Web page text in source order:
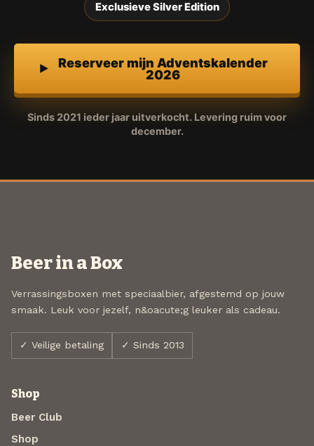
Exclusieve Silver Edition
Reserveer mijn Adventskalender
2026
Sinds 2021 ieder jaar uitverkocht. Levering ruim voor
december.
Beer in a Box
Verrassingsboxen met speciaalbier, afgestemd op jouw
smaak. Leuk voor jezelf, n&oacute;g leuker als cadeau.
✓ Veilige betaling ✓ Sinds 2013
Shop
Beer Club
Shop